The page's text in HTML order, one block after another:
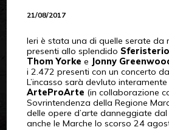
21/08/2017
Ieri è stata una di quelle serate da
presenti allo splendido Sferisterio
Thom Yorke e Jonny
i 2.472 presenti con un concerto
L’incasso sarà devluto
ArteProArte (in collaborazione
Sovrintendenza della Regione
delle opere d’arte danneggiate
anche le Marche lo scorso 24